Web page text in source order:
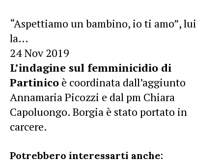
“Aspettiamo un bambino, io ti amo”, lui
la…
24 Nov 2019
L’indagine sul femminicidio di
Partinico è coordinata dall’aggiunto
Annamaria Picozzi e dal pm Chiara
Capoluongo. Borgia è stato portato in
carcere.
Potrebbero interessarti anche: